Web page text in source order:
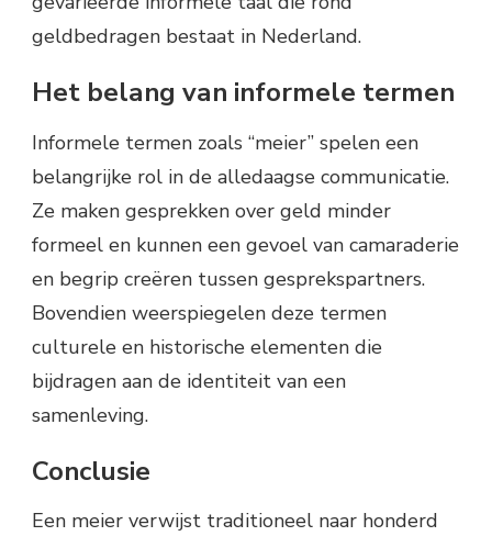
geldbedragen bestaat in Nederland.
Het belang van informele termen
Informele termen zoals “meier” spelen een
belangrijke rol in de alledaagse communicatie.
Ze maken gesprekken over geld minder
formeel en kunnen een gevoel van camaraderie
en begrip creëren tussen gesprekspartners.
Bovendien weerspiegelen deze termen
culturele en historische elementen die
bijdragen aan de identiteit van een
samenleving.
Conclusie
Een meier verwijst traditioneel naar honderd